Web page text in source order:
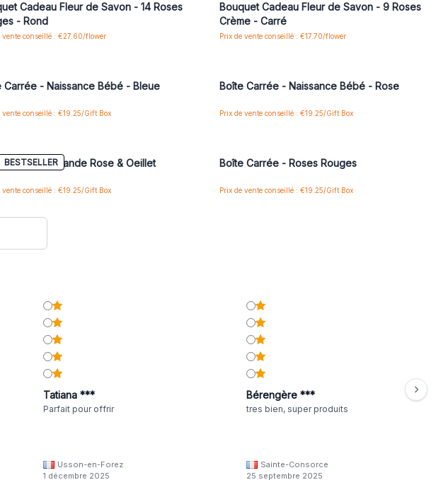
Cadeau Fleur de Savon - 14 Roses
- Rond
vente conseillé : €27.60/flower
Bouquet Cadeau Fleur de Savon - 9 Roses
Crème - Carré
Prix de vente conseillé : €17.70/flower
Carrée - Naissance Bébé - Bleue
vente conseillé : €19.25/Gift Box
Boîte Carrée - Naissance Bébé - Rose
Prix de vente conseillé : €19.25/Gift Box
BESTSELLER
Carrée - Lavande Rose & Oeillet
vente conseillé : €19.25/Gift Box
Boîte Carrée - Roses Rouges
Prix de vente conseillé : €19.25/Gift Box
Tatiana ***
Parfait pour offrir
Usson-en-Forez
1 décembre 2025
Bérengère ***
tres bien, super produits
Sainte-Consorce
25 septembre 2025